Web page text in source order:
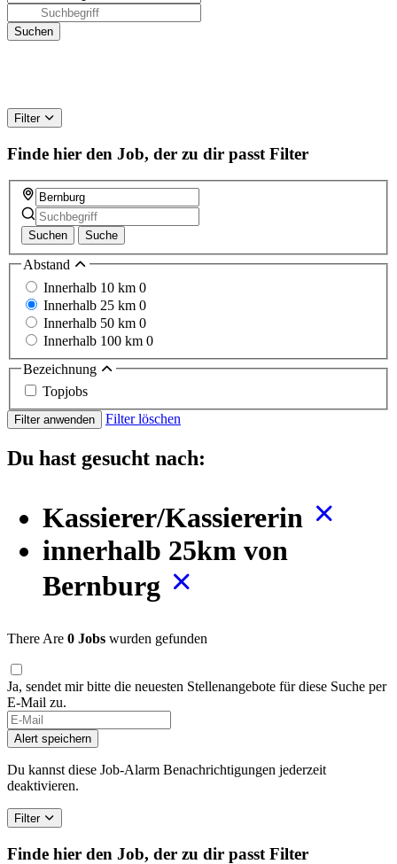
Filter
Finde hier den Job, der zu dir passt Filter
Suchen Suche
Abstand
Innerhalb 10 km 0
Innerhalb 25 km 0
Innerhalb 50 km 0
Innerhalb 100 km 0
Bezeichnung
Topjobs
Filter anwenden Filter löschen
Du hast gesucht nach:
Kassierer/Kassiererin
innerhalb 25km von
Bernburg
There Are 0 Jobs wurden gefunden
Ja, sendet mir bitte die neuesten Stellenangebote für diese Suche per
E-Mail zu.
Alert speichern
Du kannst diese Job-Alarm Benachrichtigungen jederzeit
deaktivieren.
Filter
Finde hier den Job, der zu dir passt Filter